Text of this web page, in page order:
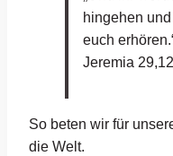
hingehen
euch
Jeremia 29,12
So beten wir für
die Welt.